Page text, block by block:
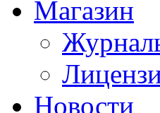
Магазин
Новости